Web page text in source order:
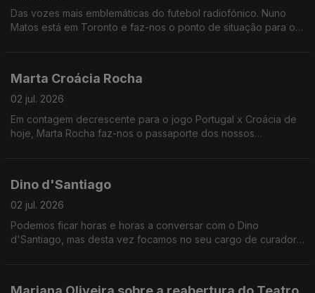
Das vozes mais emblemáticas do futebol radiofónico. Nuno
Matos está em Toronto e faz-nos o ponto de situação para o
Marta Croácia Rocha
02 jul. 2026
Em contagem decrescente para o jogo Portugal x Croácia de
hoje, Marta Rocha faz-nos o passaporte dos nossos
Dino d'Santiago
02 jul. 2026
Podemos ficar horas e horas a conversar com o Dino
d'Santiago, mas desta vez focamos no seu cargo de curador